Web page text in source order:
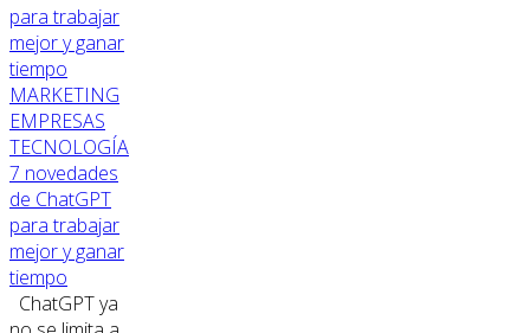
MARKETING
EMPRESAS
TECNOLOGÍA
7 novedades
de ChatGPT
para trabajar
mejor y ganar
tiempo
ChatGPT ya